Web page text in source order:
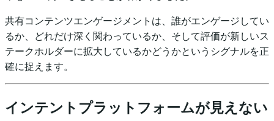
共有コンテンツエンゲージメントは、誰がエンゲージしてい
るか、どれだけ深く関わっているか、そして評価が新しいス
テークホルダーに拡大しているかどうかというシグナルを正
確に捉えます。
インテントプラットフォームが見えない